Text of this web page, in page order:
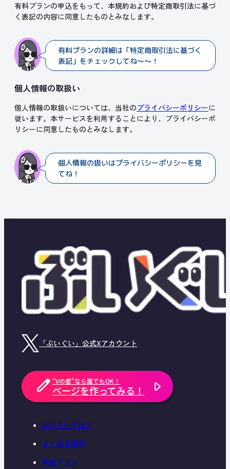
有料プランの申込をもって、本規約および特定商取引法に基づ
く表記の内容に同意したものとみなします。
有料プランの詳細は「特定商取引法に基づく
表記」をチェックしてね～～！
個人情報の取扱い
個人情報の取扱いについては、当社のプライバシーポリシーに
従います。本サービスを利用することにより、プライバシーポ
リシーに同意したものとみなします。
個人情報の扱いはプライバシーポリシーを見
てね！
「ぶいぐい」公式Xアカウント
"Vの者"なら誰でもOK！
ページを作ってみる！
ぶいぐいとは？
よくある質問
料金プラン